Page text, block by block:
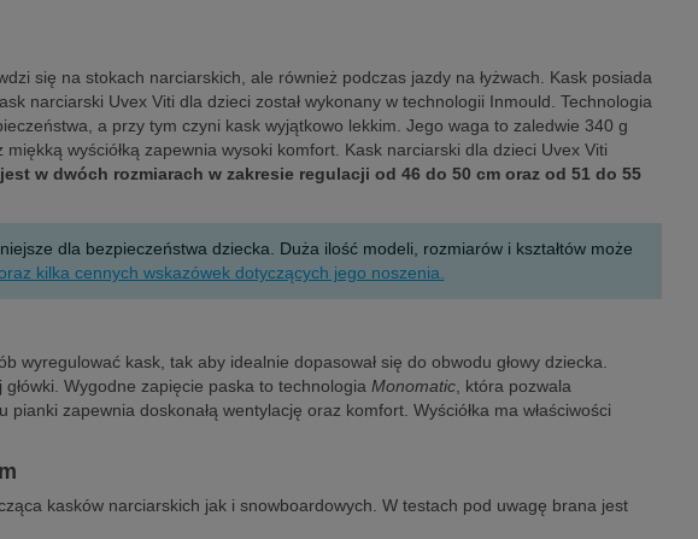
się na stokach narciarskich, ale również podczas jazdy na łyżwach. Kask posiada
narciarski Uvex Viti dla dzieci został wykonany w technologii Inmould. Technologia
a przy tym czyni kask wyjątkowo lekkim. Jego waga to zaledwie 340 g
wyściółką zapewnia wysoki komfort. Kask narciarski dla dzieci Uvex Viti
w dwóch rozmiarach w zakresie regulacji od 46 do 50 cm oraz od 51 do 55
dla bezpieczeństwa dziecka. Duża ilość modeli, rozmiarów i kształtów może
kilka cennych wskazówek dotyczących jego noszenia.
wyregulować kask, tak aby idealnie dopasował się do obwodu głowy dziecka.
Wygodne zapięcie paska to technologia Monomatic , która pozwala
zapewnia doskonałą wentylację oraz komfort. Wyściółka ma właściwości
kasków narciarskich jak i snowboardowych. W testach pod uwagę brana jest